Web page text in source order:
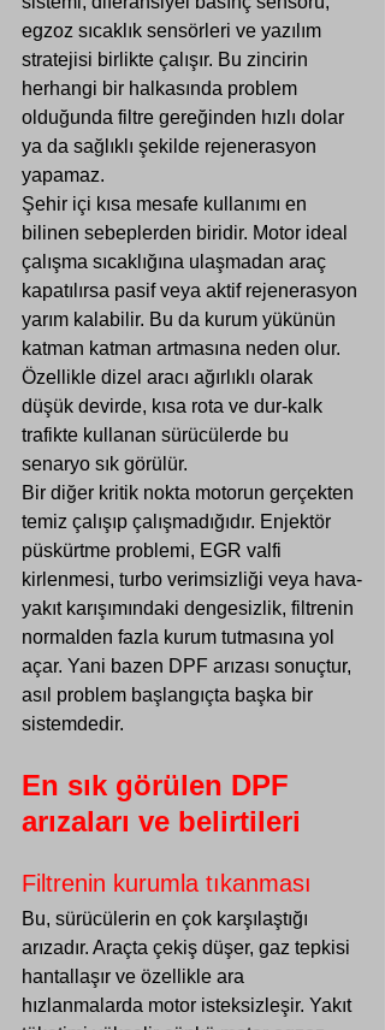
egzoz sıcaklık sensörleri ve yazılım
stratejisi birlikte çalışır. Bu zincirin
herhangi bir halkasında problem
olduğunda filtre gereğinden hızlı dolar
ya da sağlıklı şekilde rejenerasyon
yapamaz.
Şehir içi kısa mesafe kullanımı en
bilinen sebeplerden biridir. Motor ideal
çalışma sıcaklığına ulaşmadan araç
kapatılırsa pasif veya aktif rejenerasyon
yarım kalabilir. Bu da kurum yükünün
katman katman artmasına neden olur.
Özellikle dizel aracı ağırlıklı olarak
düşük devirde, kısa rota ve dur-kalk
trafikte kullanan sürücülerde bu
senaryo sık görülür.
Bir diğer kritik nokta motorun gerçekten
temiz çalışıp çalışmadığıdır. Enjektör
püskürtme problemi, EGR valfi
kirlenmesi, turbo verimsizliği veya hava-
yakıt karışımındaki dengesizlik, filtrenin
normalden fazla kurum tutmasına yol
açar. Yani bazen DPF arızası sonuçtur,
asıl problem başlangıçta başka bir
sistemdedir.
En sık görülen DPF
arızaları ve belirtileri
Filtrenin kurumla tıkanması
Bu, sürücülerin en çok karşılaştığı
arızadır. Araçta çekiş düşer, gaz tepkisi
hantallaşır ve özellikle ara
hızlanmalarda motor isteksizleşir. Yakıt